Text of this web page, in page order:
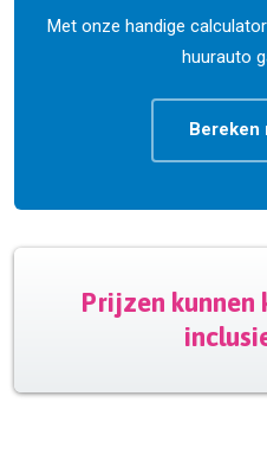
Met onze handige
huurauto
Bereken
Prijzen